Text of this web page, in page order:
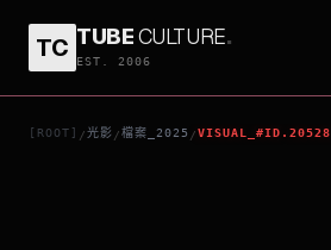
TC TUBECULTURE.
EST. 2006
[ROOT] /光影 /檔案_2025 /VISUAL_#ID.20528
炸藥屋